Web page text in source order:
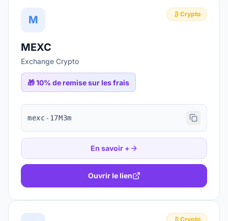
M Crypto
MEXC
Exchange Crypto
🎁10% de remise sur les frais
mexc-17M3m
En savoir +
Ouvrir le lien
Crypto